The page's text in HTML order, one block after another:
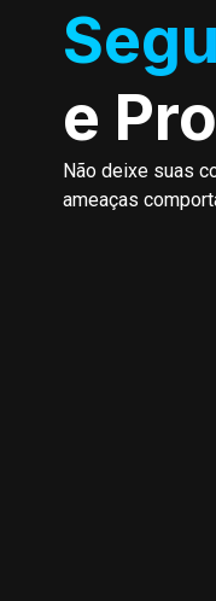
e
Não deixe suas
ameaças